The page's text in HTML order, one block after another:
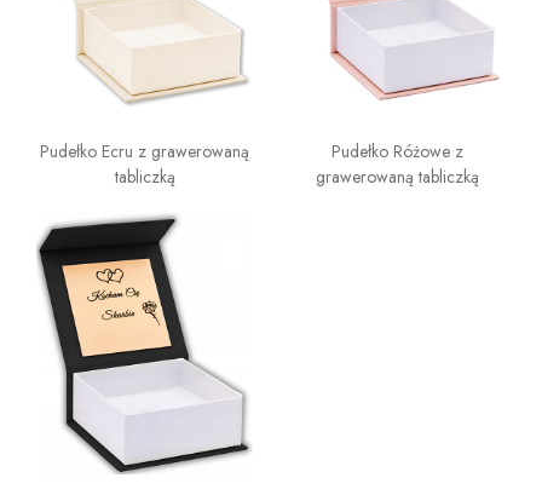
Pudełko Ecru z grawerowaną
tabliczką
Pudełko Różowe z
grawerowaną tabliczką